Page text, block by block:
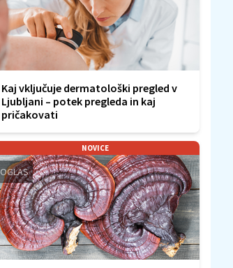
Kaj vključuje dermatološki pregled v
Ljubljani – potek pregleda in kaj
pričakovati
NOVICE
OGLAS